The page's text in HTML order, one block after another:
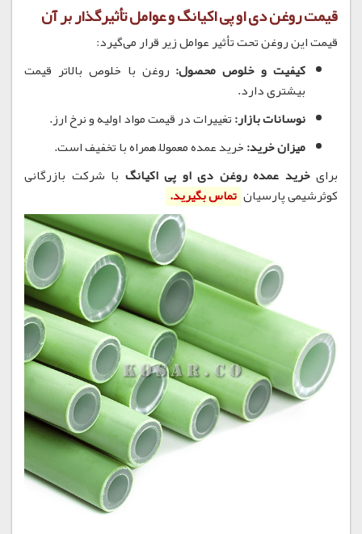
قیمت روغن دی او پی اکیانگ و عوامل تأثیرگذار بر آن
قیمت این روغن تحت تأثیر عوامل زیر قرار می‌گیرد:
کیفیت و خلوص محصول: روغن با خلوص بالاتر قیمت
بیشتری دارد.
نوسانات بازار:تغییرات در قیمت مواد اولیه و نرخ ارز.
میزان خرید:خرید عمده معمولاً همراه با تخفیف است.
برایخرید عمده روغن دی او پی اکیانگ با شرکت بازرگانی
کوثرشیمی پارسیان تماس بگیرید.